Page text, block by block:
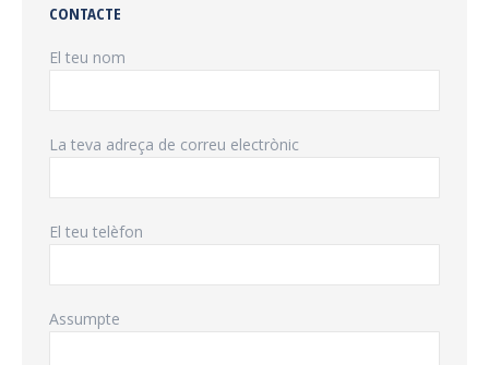
CONTACTE
El teu nom
La teva adreça de correu electrònic
El teu telèfon
Assumpte